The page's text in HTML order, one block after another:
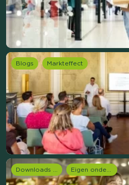
Blogs Markteffect
Downloads en rapportages Eigen onderzoeken